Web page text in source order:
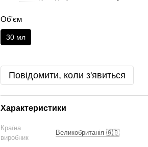
Об'єм
30 мл
Повідомити, коли з'явиться
Характеристики
Країна
виробник
Великобританія 🇬🇧